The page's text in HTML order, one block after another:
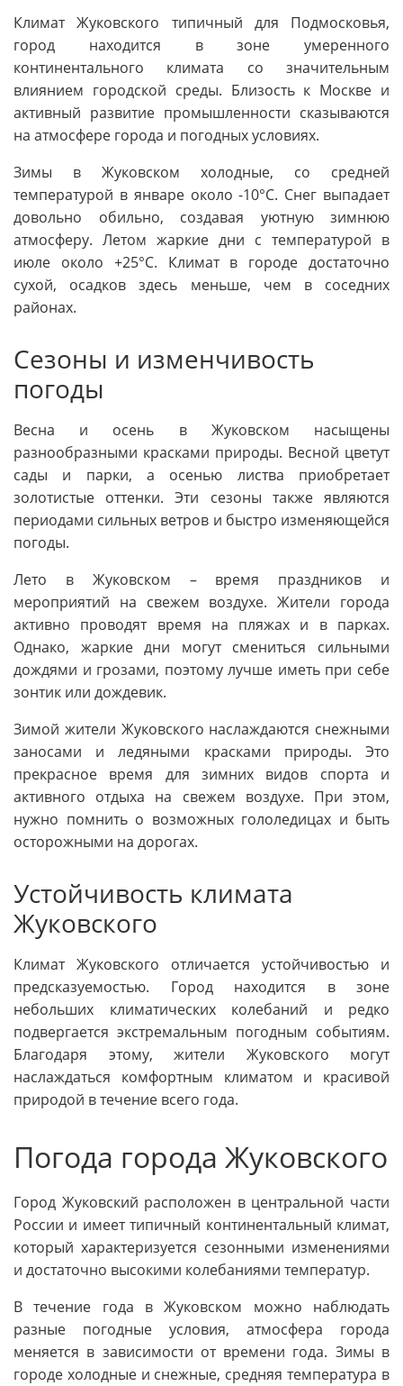
Климат Жуковского типичный для Подмосковья,
город находится в зоне умеренного
континентального климата со значительным
влиянием городской среды. Близость к Москве и
активный развитие промышленности сказываются
на атмосфере города и погодных условиях.
Зимы в Жуковском холодные, со средней
температурой в январе около -10°C. Снег выпадает
довольно обильно, создавая уютную зимнюю
атмосферу. Летом жаркие дни с температурой в
июле около +25°C. Климат в городе достаточно
сухой, осадков здесь меньше, чем в соседних
районах.
Сезоны и изменчивость
погоды
Весна и осень в Жуковском насыщены
разнообразными красками природы. Весной цветут
сады и парки, а осенью листва приобретает
золотистые оттенки. Эти сезоны также являются
периодами сильных ветров и быстро изменяющейся
погоды.
Лето в Жуковском – время праздников и
мероприятий на свежем воздухе. Жители города
активно проводят время на пляжах и в парках.
Однако, жаркие дни могут смениться сильными
дождями и грозами, поэтому лучше иметь при себе
зонтик или дождевик.
Зимой жители Жуковского наслаждаются снежными
заносами и ледяными красками природы. Это
прекрасное время для зимних видов спорта и
активного отдыха на свежем воздухе. При этом,
нужно помнить о возможных гололедицах и быть
осторожными на дорогах.
Устойчивость климата
Жуковского
Климат Жуковского отличается устойчивостью и
предсказуемостью. Город находится в зоне
небольших климатических колебаний и редко
подвергается экстремальным погодным событиям.
Благодаря этому, жители Жуковского могут
наслаждаться комфортным климатом и красивой
природой в течение всего года.
Погода города Жуковского
Город Жуковский расположен в центральной части
России и имеет типичный континентальный климат,
который характеризуется сезонными изменениями
и достаточно высокими колебаниями температур.
В течение года в Жуковском можно наблюдать
разные погодные условия, атмосфера города
меняется в зависимости от времени года. Зимы в
городе холодные и снежные, средняя температура в